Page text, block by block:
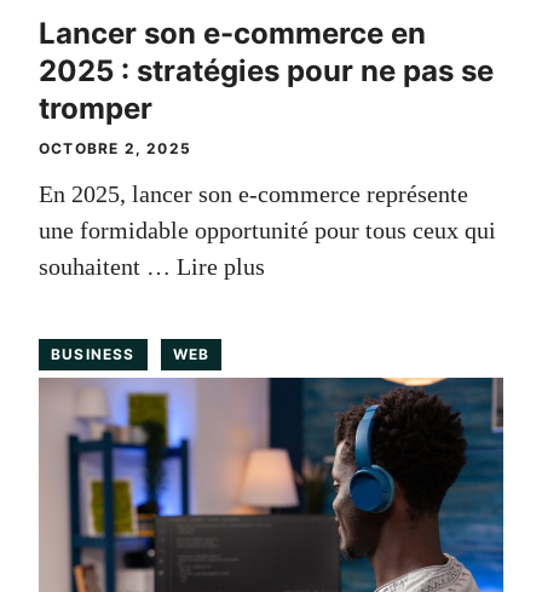
Lancer son e-commerce en
2025 : stratégies pour ne pas se
tromper
OCTOBRE 2, 2025
En 2025, lancer son e-commerce représente
une formidable opportunité pour tous ceux qui
souhaitent … Lire plus
BUSINESS WEB